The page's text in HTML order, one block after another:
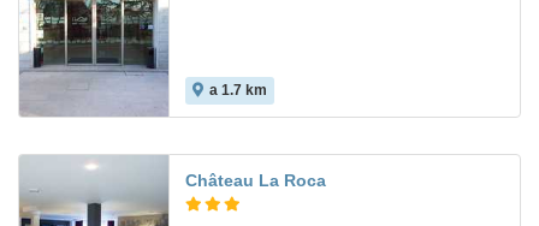
a 1.7 km
Château La Roca